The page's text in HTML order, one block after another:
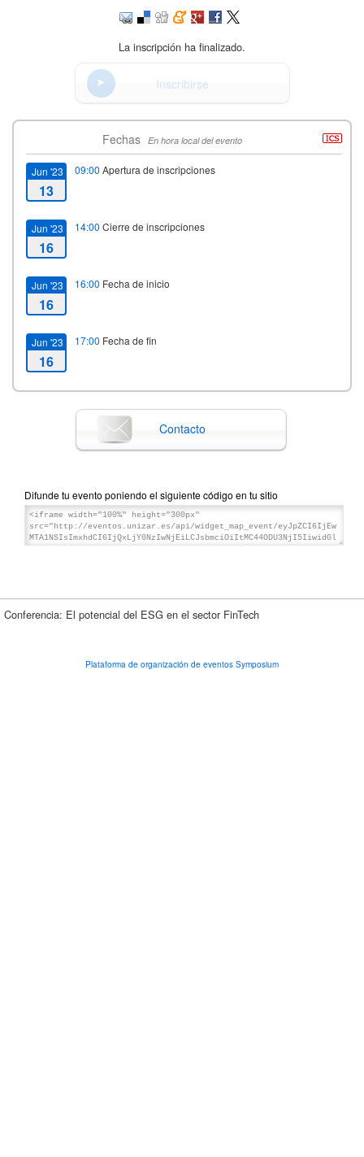
La inscripción ha finalizado.
Inscribirse
Fechas En hora local del evento
Jun '23
13
09:00 Apertura de inscripciones
Jun '23
16
14:00 Cierre de inscripciones
Jun '23
16
16:00 Fecha de inicio
Jun '23
16
17:00 Fecha de fin
Contacto
Difunde tu evento poniendo el siguiente código en tu sitio
Conferencia: El potencial del ESG en el sector FinTech
Plataforma de organización de eventos Symposium